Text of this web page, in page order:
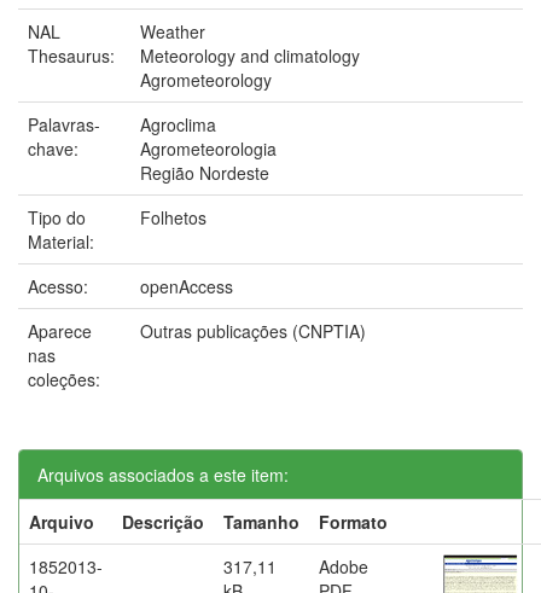
NAL
Thesaurus:
Weather
Meteorology and climatology
Agrometeorology
Palavras-
chave:
Agroclima
Agrometeorologia
Região Nordeste
Tipo do
Material:
Folhetos
Acesso:
openAccess
Aparece
nas
coleções:
Outras publicações (CNPTIA)
Arquivos associados a este item:
Arquivo
Descrição Tamanho
Formato
1852013-
317,11
Adobe